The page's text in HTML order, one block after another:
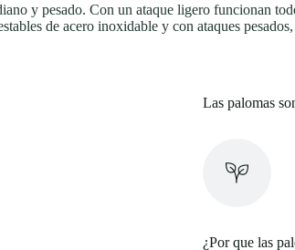
y pesado. Con un ataque ligero funcionan
de acero inoxidable y con ataques
Las palomas
¿Por que las